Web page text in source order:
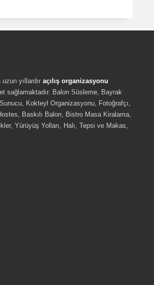
uzun yıllardır açılış organizasyonu
sağlamaktadır. Balon Süsleme, Bayrak
Kokteyl Organizasyonu, Fotoğrafçı,
Baskılı Balon, Bistro Masa Kiralama,
Yürüyüş Yolları, Halı, Tepsi ve Makas,